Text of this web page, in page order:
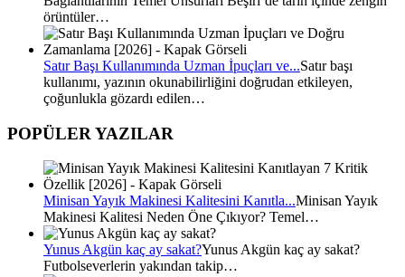
örüntüler…
Satır Başı Kullanımında Uzman İpuçları ve...Satır başı
kullanımı, yazının okunabilirliğini doğrudan etkileyen,
çoğunlukla gözardı edilen…
POPÜLER YAZILAR
Minisan Yayık Makinesi Kalitesini Kanıtla...Minisan Yayık
Makinesi Kalitesi Neden Öne Çıkıyor? Temel…
Yunus Akgün kaç ay sakat?Yunus Akgün kaç ay sakat?
Futbolseverlerin yakından takip…